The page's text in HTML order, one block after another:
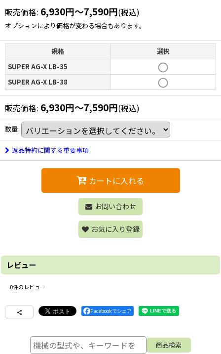
販売価格: 6,930円～7,590円(税込)
オプションにより価格が変わる場合もあります。
規格
選択
SUPER AG-X LB-35
SUPER AG-X LB-38
販売価格: 6,930円～7,590円(税込)
数量:
返品特約に関する重要事項
カートに入れる
お問い合わせ
お気に入り登録
レビュー
0件のレビュー
Facebookでシェア